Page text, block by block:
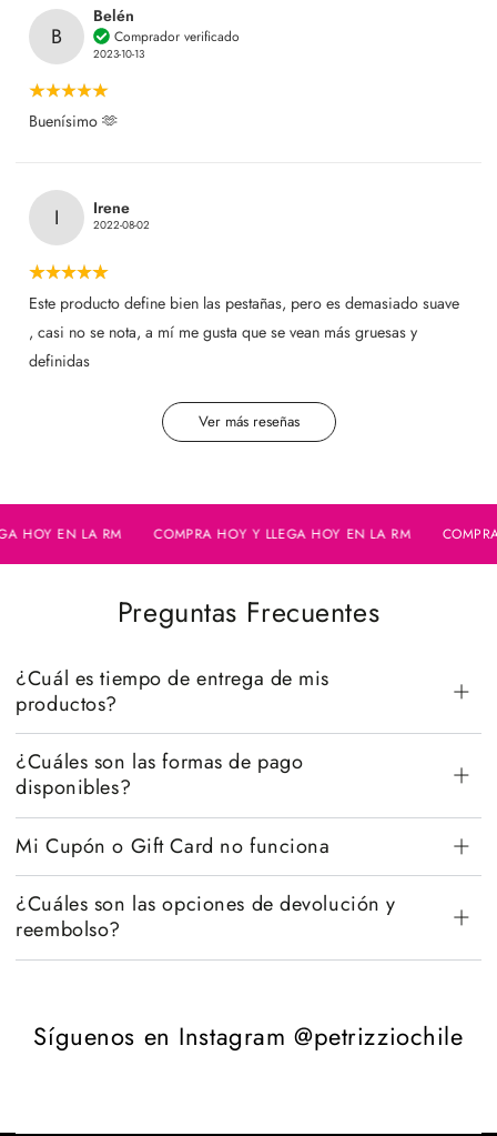
B
Belén
Comprador verificado
2023-10-13
Buenísimo 🫶
I Irene
2022-08-02
Este producto define bien las pestañas, pero es demasiado suave
, casi no se nota, a mí me gusta que se vean más gruesas y
definidas
Ver más reseñas
EN LA RM COMPRA HOY Y LLEGA HOY EN LA RM COMPRA
Preguntas Frecuentes
¿Cuál es tiempo de entrega de mis
productos?
¿Cuáles son las formas de pago
disponibles?
Mi Cupón o Gift Card no funciona
¿Cuáles son las opciones de devolución y
reembolso?
Síguenos en Instagram @petrizziochile